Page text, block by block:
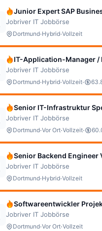
Junior Expert SAP
Jobriver IT Jobbörse
Dortmund·Hybrid·Vollzeit
IT-Application-Manager /
Jobriver IT Jobbörse
Dortmund·Hybrid·Vollzeit·
Senior IT-Infrastruktur
Jobriver IT Jobbörse
Dortmund·Vor Ort·Vollzeit·
Senior Backend
Jobriver IT Jobbörse
Dortmund·Hybrid·Vollzeit
Softwareentwickler
Jobriver IT Jobbörse
Dortmund·Vor Ort·Vollzeit